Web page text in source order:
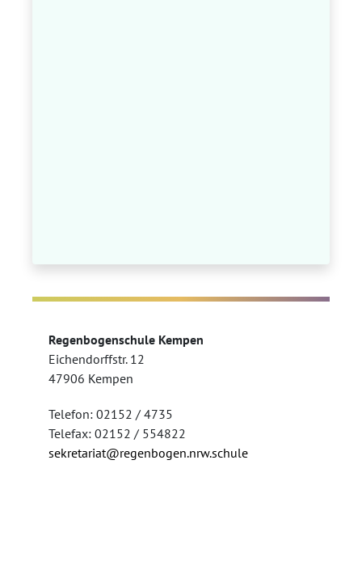
Regenbogenschule Kempen
Eichendorffstr. 12
47906 Kempen
Telefon: 02152 / 4735
Telefax: 02152 / 554822
sekretariat@regenbogen.nrw.schule